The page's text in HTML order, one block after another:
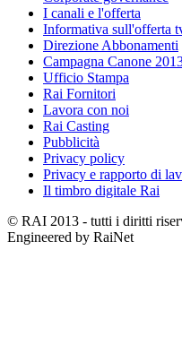
I canali e l'offerta
Informativa sull'offerta
Direzione Abbonamenti
Campagna Canone
Ufficio Stampa
Rai Fornitori
Lavora con noi
Rai Casting
Pubblicità
Privacy policy
Privacy e rapporto di
Il timbro digitale Rai
© RAI 2013 - tutti i diritti
Engineered by RaiNet